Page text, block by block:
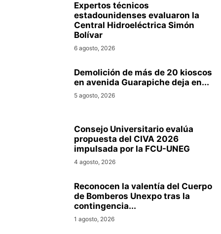
Expertos técnicos
estadounidenses evaluaron la
Central Hidroeléctrica Simón
Bolívar
6 agosto, 2026
Demolición de más de 20 kioscos
en avenida Guarapiche deja en...
5 agosto, 2026
Consejo Universitario evalúa
propuesta del CIVA 2026
impulsada por la FCU-UNEG
4 agosto, 2026
Reconocen la valentía del Cuerpo
de Bomberos Unexpo tras la
contingencia...
1 agosto, 2026